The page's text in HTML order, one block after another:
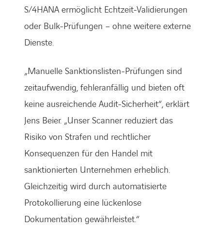
S/4HANA ermöglicht Echtzeit-Validierungen
oder Bulk-Prüfungen – ohne weitere externe
Dienste.
„Manuelle Sanktionslisten-Prüfungen sind
zeitaufwendig, fehleranfällig und bieten oft
keine ausreichende Audit-Sicherheit“, erklärt
Jens Beier. „Unser Scanner reduziert das
Risiko von Strafen und rechtlicher
Konsequenzen für den Handel mit
sanktionierten Unternehmen erheblich.
Gleichzeitig wird durch automatisierte
Protokollierung eine lückenlose
Dokumentation gewährleistet.“